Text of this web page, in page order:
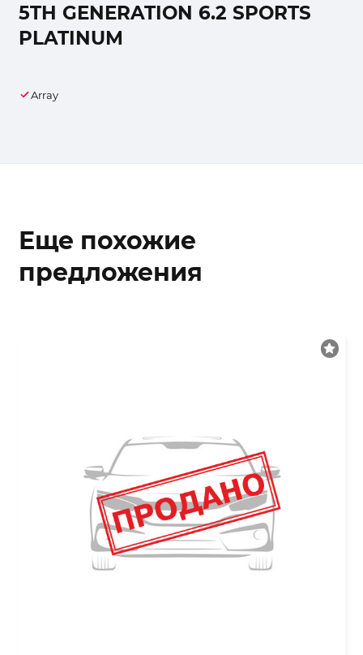
5TH GENERATION 6.2 SPORTS
PLATINUM
Array
Еще похожие
предложения